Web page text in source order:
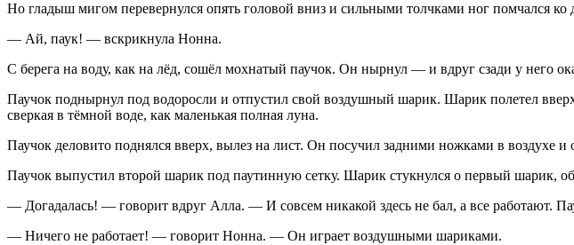
Но гладыш мигом перевернулся опять головой вниз и сильными толчками ног помчался ко
— Ай, паук! — вскрикнула Нонна.
С берега на воду, как на лёд, сошёл мохнатый паучок. Он нырнул — и вдруг сзади у него
Паучок поднырнул под водоросли и отпустил свой воздушный шарик. Шарик полетел
сверкая в тёмной воде, как маленькая полная луна.
Паучок деловито поднялся вверх, вылез на лист. Он посучил задними ножками в
Паучок выпустил второй шарик под паутинную сетку. Шарик стукнулся о первый шарик,
— Догадалась! — говорит вдруг Алла. — И совсем никакой здесь не бал, а все работают.
— Ничего не работает! — говорит Нонна. — Он играет воздушными шариками.